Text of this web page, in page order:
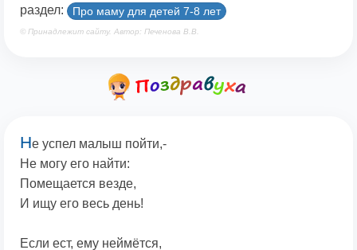
раздел: Про маму для детей 7-8 лет
© Принадлежит сайту. Автор: Печенова В.В.
Не успел малыш пойти,-
Не могу его найти:
Помещается везде,
И ищу его весь день!
Если ест, ему неймётся,